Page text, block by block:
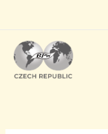
obsah